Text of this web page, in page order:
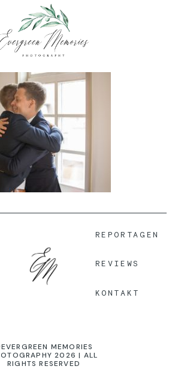
REPORTAGEN
REVIEWS
KONTAKT
MEMORIES
2026 | ALL
RIGHTS RESERVED
HOME
ÜBER UNS
HOCHZEIT
REVIEWS